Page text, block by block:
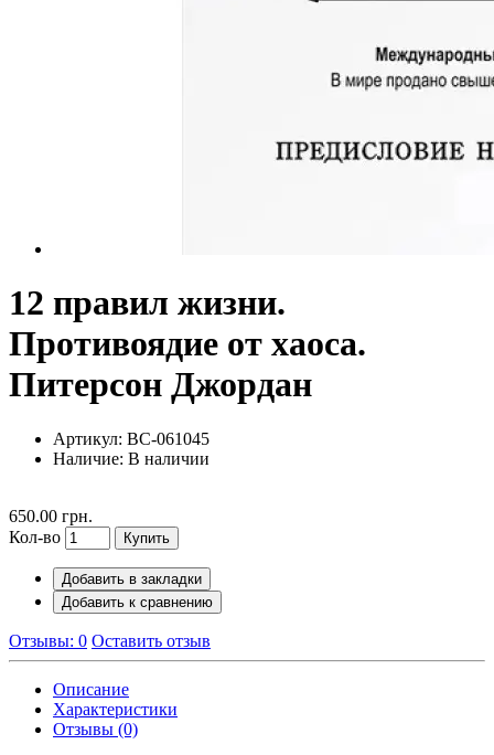
12 правил жизни.
Противоядие от хаоса.
Питерсон Джордан
Артикул: BC-061045
Наличие: В наличии
650.00 грн.
Кол-во
Купить
Добавить в закладки
Добавить к сравнению
Отзывы: 0 Оставить отзыв
Описание
Характеристики
Отзывы (0)